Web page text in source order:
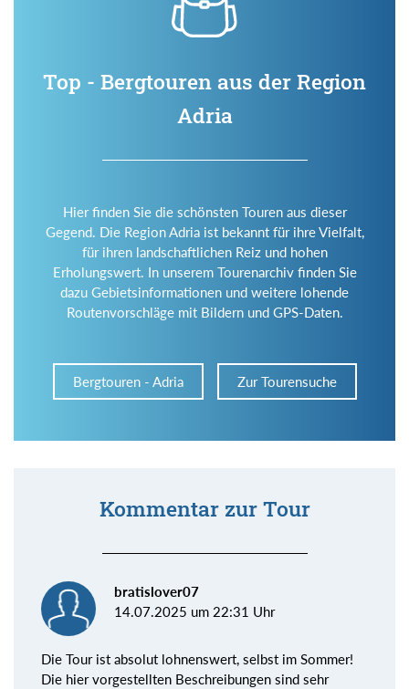
Top - Bergtouren aus der Region
Adria
Hier finden Sie die schönsten Touren aus dieser
Gegend. Die Region Adria ist bekannt für ihre Vielfalt,
für ihren landschaftlichen Reiz und hohen
Erholungswert. In unserem Tourenarchiv finden Sie
dazu Gebietsinformationen und weitere lohende
Routenvorschläge mit Bildern und GPS-Daten.
Bergtouren - Adria Zur Tourensuche
Kommentar zur Tour
bratislover07
14.07.2025 um 22:31 Uhr
Die Tour ist absolut lohnenswert, selbst im Sommer!
Die hier vorgestellten Beschreibungen sind sehr